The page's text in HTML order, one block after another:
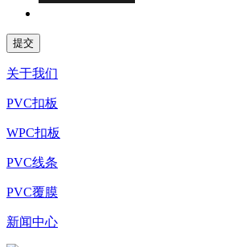
关于我们
PVC扣板
WPC扣板
PVC线条
PVC覆膜
新闻中心